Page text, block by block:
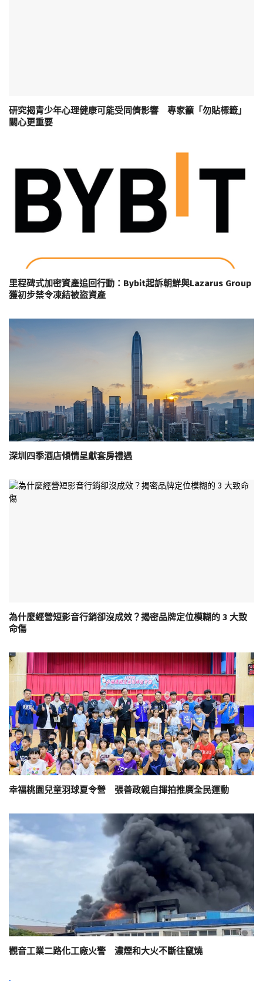
研究揭青少年心理健康可能受同儕影響 專家籲「勿貼標籤」
關心更重要
里程碑式加密資產追回行動：Bybit起訴朝鮮與Lazarus Group
獲初步禁令凍結被盜資產
深圳四季酒店傾情呈獻套房禮遇
為什麼經營短影音行銷卻沒成效？揭密品牌定位模糊的 3 大致
命傷
幸福桃園兒童羽球夏令營 張善政親自揮拍推廣全民運動
觀音工業二路化工廠火警 濃煙和大火不斷往竄燒